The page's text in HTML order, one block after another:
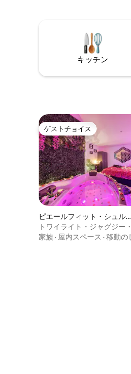
キッチン
ゲストチョイス
ゲストチョイス
ピエールフィット・シュル・
セーヌのマンション・アパー
ト
トワイライト・ジャグジー
ズニー・CDG・スタッド・
家族 · 屋内スペース · 移動の